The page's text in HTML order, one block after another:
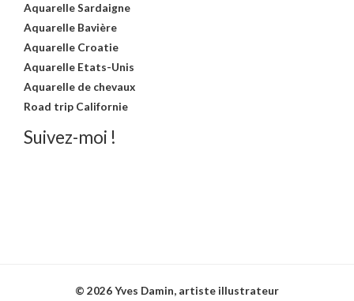
Aquarelle Sardaigne
Aquarelle Bavière
Aquarelle Croatie
Aquarelle Etats-Unis
Aquarelle de chevaux
Road trip Californie
Suivez-moi !
© 2026 Yves Damin, artiste illustrateur